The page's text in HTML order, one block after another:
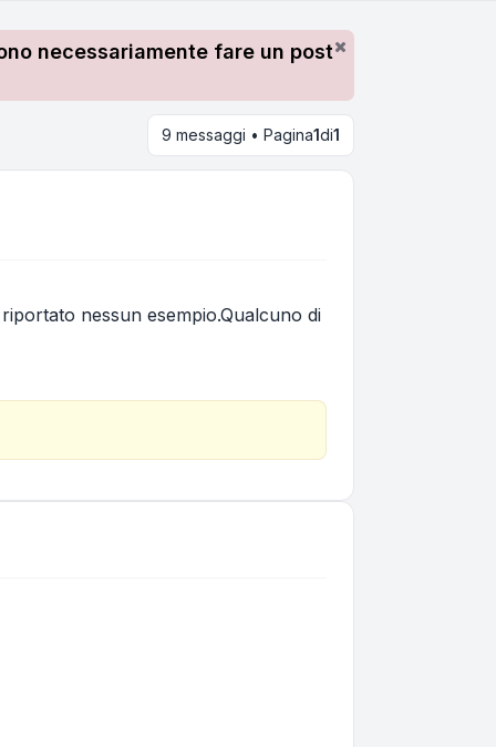
necessariamente fare un post
9 messaggi • Pagina1di1
nessun esempio.Qualcuno di